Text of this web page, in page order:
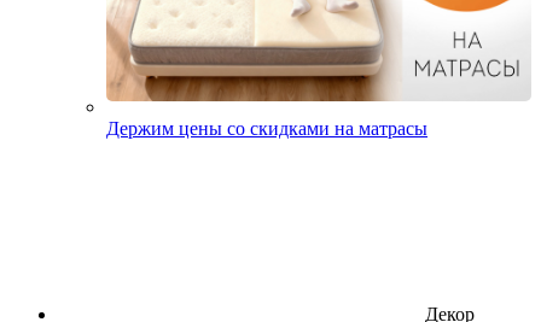
Держим цены со скидками на матрасы
Декор